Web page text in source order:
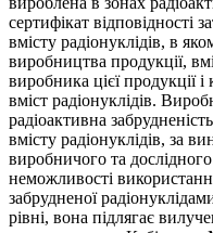
сертифікат
вмісту радіонуклідів, в
виробництва продукції,
виробника цієї продукції
вміст радіонуклідів.
радіоактивна
вмісту радіонуклідів, за
виробничого та
неможливості
забрудненої
рівні, вона підлягає